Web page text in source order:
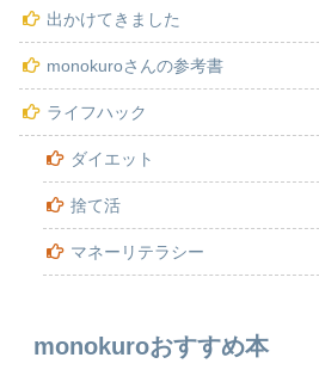
出かけてきました
monokuroさんの参考書
ライフハック
ダイエット
捨て活
マネーリテラシー
monokuroおすすめ本